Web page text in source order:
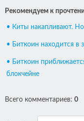
Рекомендуем к
• Киты накапливают.
• Биткоин находится в
• Биткоин
блокчейне
Всего комментариев: 0